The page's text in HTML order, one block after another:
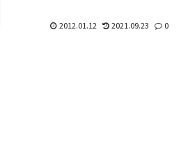
んな料金で果たして、儲かるんだろう
2012.01.12 2021.09.23 0